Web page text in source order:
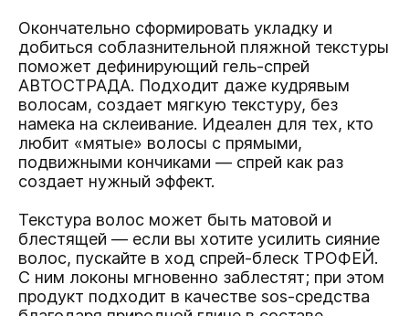
Окончательно сформировать укладку и
добиться соблазнительной пляжной текстуры
поможет дефинирующий гель-спрей
АВТОСТРАДА. Подходит даже кудрявым
волосам, создает мягкую текстуру, без
намека на склеивание. Идеален для тех, кто
любит «мятые» волосы с прямыми,
подвижными кончиками — спрей как раз
создает нужный эффект.
Текстура волос может быть матовой и
блестящей — если вы хотите усилить сияние
волос, пускайте в ход спрей-блеск ТРОФЕЙ.
С ним локоны мгновенно заблестят; при этом
продукт подходит в качестве sos-средства